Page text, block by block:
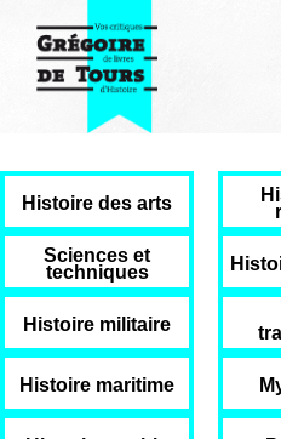
XXe
Histoire des arts
Sciences et
techniques
Histoire militaire
Histoire maritime